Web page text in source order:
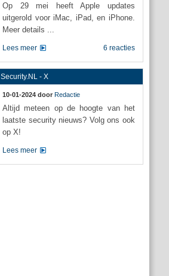
Op 29 mei heeft Apple updates
uitgerold voor iMac, iPad, en iPhone.
Meer details ...
6 reacties
Lees meer
Security.NL - X
10-01-2024 door Redactie
Altijd meteen op de hoogte van het
laatste security nieuws? Volg ons ook
op X!
Lees meer